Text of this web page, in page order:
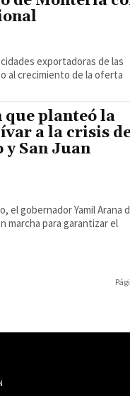
exportadoras de las
al crecimiento de la oferta
que planteó la
a la crisis
y San Juan
el gobernador Yamil Arana
marcha para garantizar el